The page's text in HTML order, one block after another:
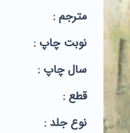
مترجم :
نوبت چاپ :
سال چاپ :
قطع :
نوع جلد :